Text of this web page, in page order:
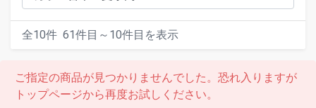
全10件 61件目～ 10件目を表示
ご指定の商品が見つかりませんでした。恐れ入りますが
トップページから再度お試しください。